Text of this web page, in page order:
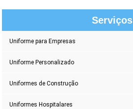
Serviços
Uniforme para Empresas
Uniforme Personalizado
Uniformes de Construção
Uniformes Hospitalares